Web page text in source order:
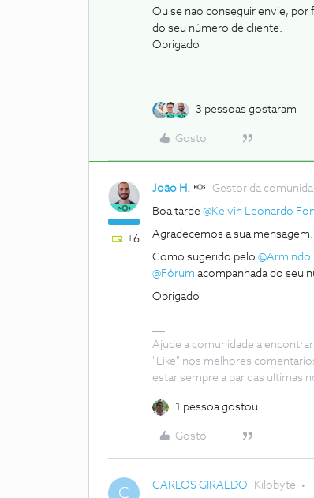
Ou se nao conseguir envie, por
do seu número de cliente.
Obrigado
3 pessoas gostaram
Gosto
+6
João H. Gestor da
Boa tarde @Kelvin Leonardo
Agradecemos a sua mensagem.
Como sugerido pelo @Armindo
@Fórum acompanhada do seu
Obrigado
Ajude a comunidade a
"Like" nos melhores
estar sempre a par das ultimas
1 pessoa gostou
Gosto
C CARLOS GIRALDO Kilobyte